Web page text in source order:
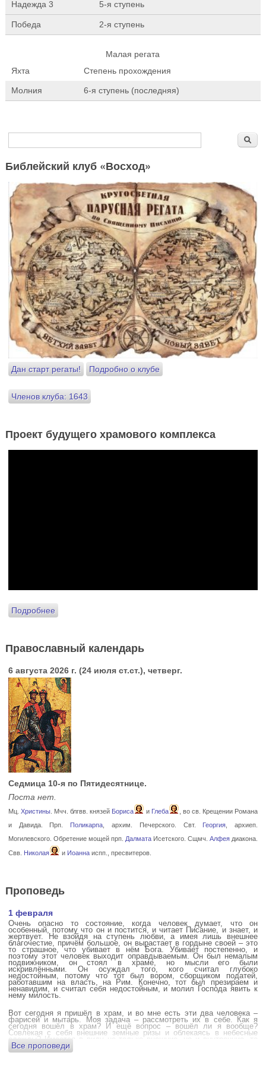
Надежда 3 5-я ступень
Победа 2-я ступень
Малая регата
Яхта
Степень прохождения
Молния 6-я ступень (последняя)
Форма поиска
Библейский клуб «Восход»
Дан старт регаты! Подробно о клубе
Членов клуба: 1643
Проект будущего храмового комплекса
Подробнее
Православный календарь
6 августа 2026 г. (24 июля ст.ст.), четверг.
Седмица 10-я по Пятидесятнице.
Поста нет.
Мц. Христины. Мчч. блгвв. князей Бориса и Глеба
, во св. Крещении Романа
и Давида. Прп. Поликарпа , архим. Печерского. Свт. Георгия , архиеп.
Могилевского. Обретение мощей прп. Далмата Исетского. Сщмч.Алфея диакона.
Свв. Николая и Иоаннаиспп., пресвитеров.
Проповедь
1 февраля
Очень опасно то состояние, когда человек думает, что он
особенный, потому что он и постится, и читает Писание, и знает, и
жертвует. Не взойдя на ступень любви, а имея лишь внешнее
благочестие, причём большое, он вырастает в гордыне своей – это
то страшное, что убивает в нём Бога. Убивает постепенно, и
поэтому этот человек выходит оправдываемым. Он был немалым
подвижником, он стоял в храме, но мысли его были
искривлёнными. Он осуждал того, кого считал глубоко
недостойным, потому что тот был вором, сборщиком податей,
работавшим на власть, на Рим. Конечно, тот был презираем и
ненавидим, и считал себя недостойным, и молил Господа явить к
нему милость.
Вот сегодня я пришёл в храм, и во мне есть эти два человека –
фарисей и мытарь. Моя задача – рассмотреть их в себе. Как я
сегодня вошёл в храм? И ещё вопрос – вошёл ли я вообще?
Совлекая с себя внешние земные ризы и облекаясь в небесные
одежды? Имеется в виду не только внешние, но и внутренние, то
есть помыслы.
Все проповеди